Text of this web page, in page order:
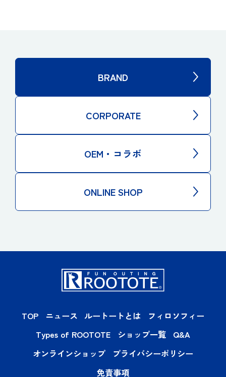
BRAND
CORPORATE
OEM・コラボ
ONLINE SHOP
TOP ニュース ルートートとは
フィロソフィー
Types of ROOTOTE
ショップ一覧
Q&A
オンラインショップ
プライバシーポリシー
免責事項